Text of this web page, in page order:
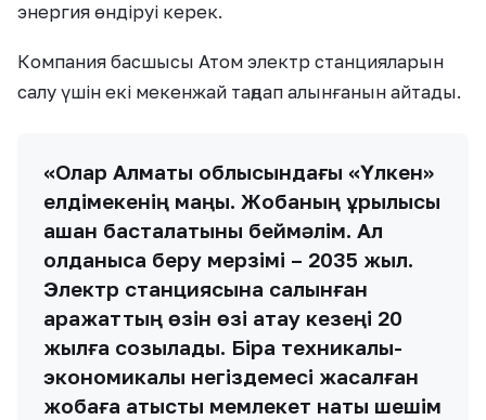
энергия өндіруі керек.
Компания басшысы Атом электр станцияларын
салу үшін екі мекенжай таңдап алынғанын айтады.
«Олар Алматы облысындағы «Үлкен»
елдімекенің маңы. Жобаның құрылысы
қашан басталатыны беймәлім. Ал
қолданысқа беру мерзімі – 2035 жыл.
Электр станциясына салынған
қаражаттың өзін өзі ақтау кезеңі 20
жылға созылады. Бірақ техникалық-
экономикалық негіздемесі жасалған
жобаға қатысты мемлекет нақты шешім